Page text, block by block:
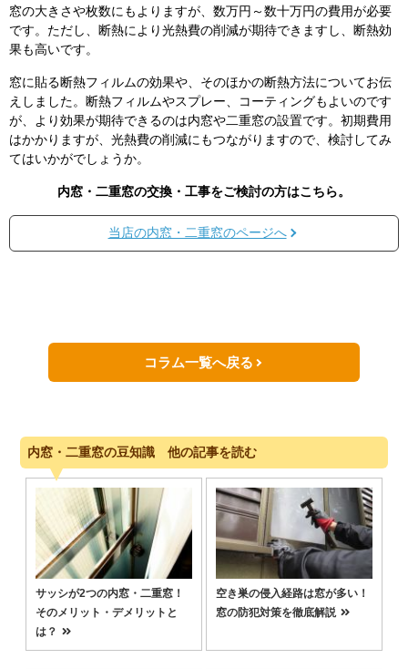
窓の大きさや枚数にもよりますが、数万円～数十万円の費用が必要
です。ただし、断熱により光熱費の削減が期待できますし、断熱効
果も高いです。
窓に貼る断熱フィルムの効果や、そのほかの断熱方法についてお伝
えしました。断熱フィルムやスプレー、コーティングもよいのです
が、より効果が期待できるのは内窓や二重窓の設置です。初期費用
はかかりますが、光熱費の削減にもつながりますので、検討してみ
てはいかがでしょうか。
内窓・二重窓の交換・工事をご検討の方はこちら。
当店の内窓・二重窓のページへ
コラム一覧へ戻る
内窓・二重窓の豆知識 他の記事を読む
サッシが2つの内窓・二重窓！
そのメリット・デメリットと
は？
空き巣の侵入経路は窓が多い！
窓の防犯対策を徹底解説